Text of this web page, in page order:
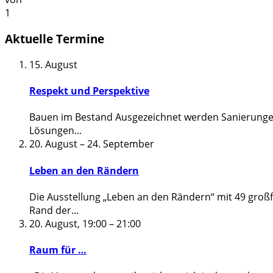
1
Aktuelle Termine
15. August
Respekt und Perspektive
Bauen im Bestand Ausgezeichnet werden
Lösungen...
20. August–24. September
Leben an den Rändern
Die Ausstellung „Leben an den Rändern“ mit 49
Rand der...
20. August, 19:00–21:00
Raum für …